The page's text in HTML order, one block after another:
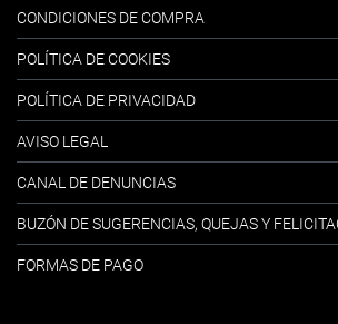
CONDICIONES DE COMPRA
POLÍTICA DE COOKIES
POLÍTICA DE PRIVACIDAD
AVISO LEGAL
CANAL DE DENUNCIAS
BUZÓN DE SUGERENCIAS, QUEJAS Y
FORMAS DE PAGO